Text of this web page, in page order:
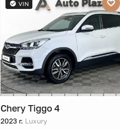
VIN
Chery Tiggo 4
2023 г. Luxury